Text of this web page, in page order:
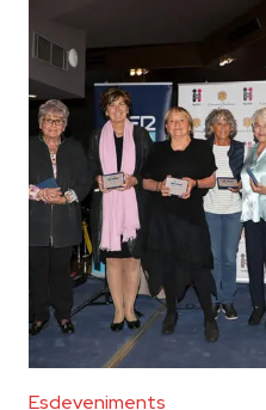
Esdeveniments